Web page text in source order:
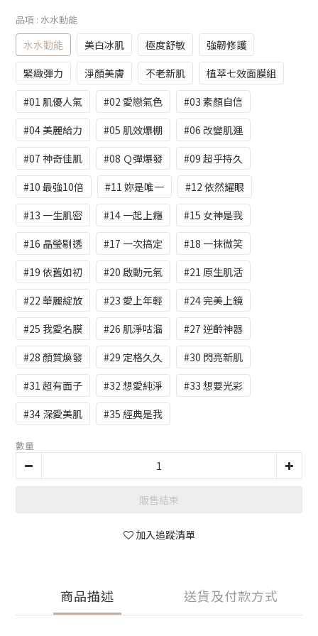
品項 : 水水動能
水水動能 美白冰肌 極度舒敏
強韌修護
緊緻彈力
淨顏美膚 不老新肌
植萃七效面膜組
#01 肌優人氣
#02 愛戀氣色
#03 素顏自信
#04 美麗給力
#05 肌效爆棚
#06 改變肌運
#07 神奇佳肌
#08 Ｑ彈爆發
#09 超乎持久
#10 最強10倍
#11 妳是唯一
#12 依然耀眼
#13 一生肌密
#14 一起上癮
#15 女神是我
#16 晶瑩剔透
#17 一次搞定
#18 一抹微笑
#19 依舊如初
#20 啟動元氣
#21 原生肌活
#22 華麗綻放
#23 愛上年輕
#24 完美上鏡
#25 我愛名膜
#26 肌淨咕溜
#27 逆齡神器
#28 顏質煥發
#29 定格久久
#30 閃亮新肌
#31 超有面子
#32 想愛純淨
#33 想要光彩
#34 深愛美肌
#35 經典是我
數量
販售結束
加入追蹤清單
商品描述 送貨及付款方式